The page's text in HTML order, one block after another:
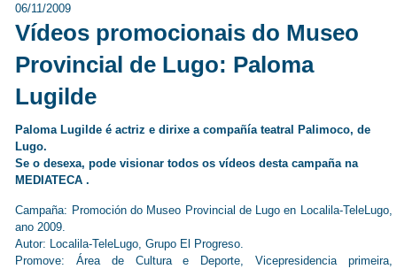
06/11/2009
Vídeos promocionais do Museo
Provincial de Lugo: Paloma
Lugilde
Paloma Lugilde é actriz e dirixe a compañía teatral Palimoco, de
Lugo.
Se o desexa, pode visionar todos os vídeos desta campaña na
MEDIATECA .
Campaña: Promoción do Museo Provincial de Lugo en Localila-TeleLugo,
ano 2009.
Autor: Localila-TeleLugo, Grupo El Progreso.
Promove: Área de Cultura e Deporte, Vicepresidencia primeira,